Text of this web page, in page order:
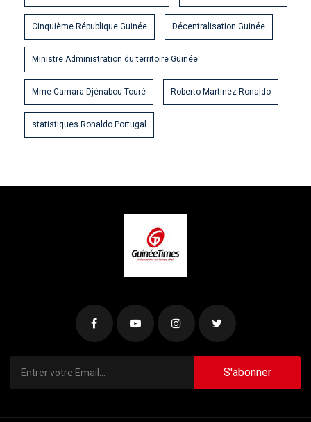
Cinquième République Guinée Décentralisation Guinée
Ministre Administration du territoire Guinée
Mme Camara Djénabou Touré Roberto Martinez Ronaldo
statistiques Ronaldo Portugal
S'abonner